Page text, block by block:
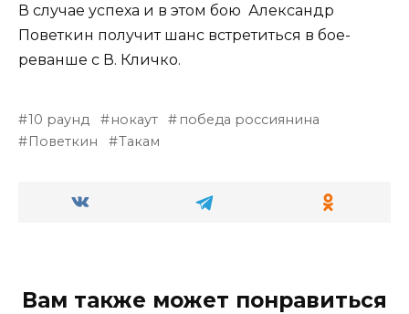
В случае успеха и в этом бою Александр
Поветкин получит шанс встретиться в бое-
реванше с В. Кличко.
10 раунд нокаут
победа россиянина
Поветкин
Такам
Вам также может понравиться